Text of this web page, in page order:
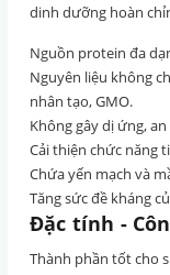
dinh dưỡng hoàn
Nguồn protein đa
Nguyên liệu không
nhân tạo, GMO.
Không gây dị ứng,
Cải thiện chức năng
Chứa yến mạch và
Tăng sức đề kháng
Đặc tính -
Thành phần tốt cho